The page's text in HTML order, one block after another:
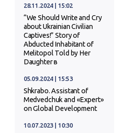
28.11.2024 | 15:02
“We Should Write and Cry
about Ukrainian Civilian
Captives!” Story of
Abducted Inhabitant of
Melitopol Told by Her
Daughter в
05.09.2024 | 15:53
Shkrabo. Assistant of
Medvedchuk and «Expert»
on Global Development
10.07.2023 | 10:30